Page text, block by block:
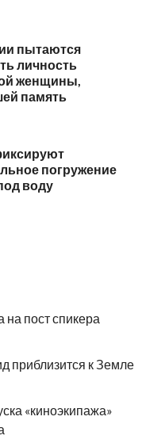
пытаются
личность
женщины,
память
погружение
воду
пост спикера
приблизится к Земле
«киноэкипажа»